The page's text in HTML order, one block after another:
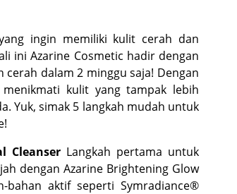
ingin memiliki kulit cerah dan
ini Azarine Cosmetic hadir dengan
dalam 2 minggu saja! Dengan
kulit yang tampak lebih
Yuk, simak 5 langkah mudah untuk
CleanserLangkah pertama untuk
dengan Azarine Brightening Glow
bahan aktif seperti Symradiance®